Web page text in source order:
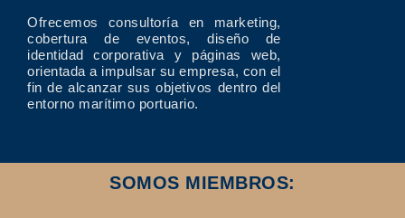
Ofrecemos consultoría en marketing,
cobertura de eventos, diseño de
identidad corporativa y páginas web,
orientada a impulsar su empresa, con el
fin de alcanzar sus objetivos dentro del
entorno marítimo portuario.
SOMOS MIEMBROS: